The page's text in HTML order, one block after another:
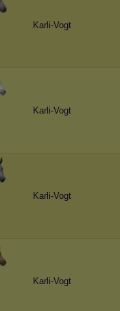
Karli-Vogt
Karli-Vogt
Karli-Vogt
Karli-Vogt